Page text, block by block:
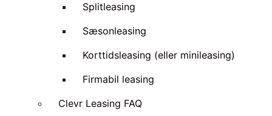
Splitleasing
Sæsonleasing
Korttidsleasing (eller minileasing)
Firmabil leasing
Clevr Leasing FAQ